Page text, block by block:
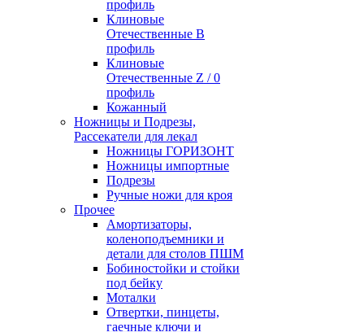
профиль
Клиновые
Отечественные В
профиль
Клиновые
Отечественные Z / 0
профиль
Кожанный
Ножницы и Подрезы,
Рассекатели для лекал
Ножницы ГОРИЗОНТ
Ножницы импортные
Подрезы
Ручные ножи для кроя
Прочее
Амортизаторы,
коленоподъемники и
детали для столов ПШМ
Бобиностойки и стойки
под бейку
Моталки
Отвертки, пинцеты,
гаечные ключи и